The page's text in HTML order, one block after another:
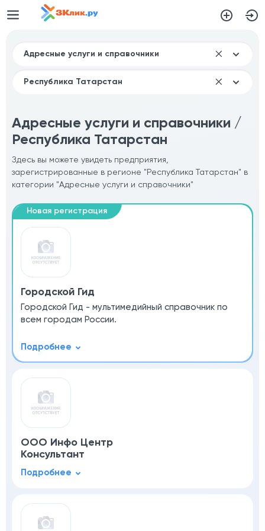
Адресные услуги и справочники /
Республика Татарстан
Здесь вы можете увидеть предприятия,
зарегистрированные в регионе "Республика Татарстан" в
категории "Адресные услуги и справочники"
Городской Гид
Городской Гид - мультимедийный справочник по
всем городам России.
ООО Инфо Центр
Консультант